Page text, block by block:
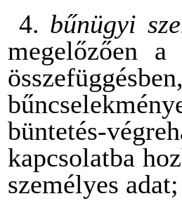
4. bűnügyi
megelőzően a
büntetés-
kapcsolatba
személyes adat;